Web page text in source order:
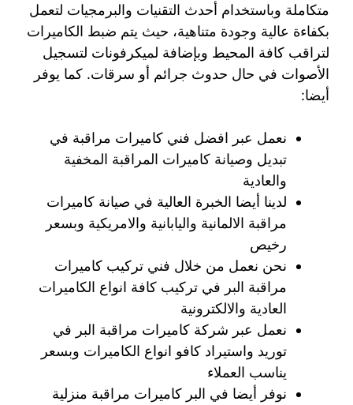
متكاملة وباستخدام أحدث التقنيات والبرمجيات لتعمل
بكفاءة عالية وجودة متناهية، حيث يتم ضبط الكاميرات
لتراقب كافة المحيط وبإضافة لميكرفونات لتسجيل
الأصوات في حال حدوث جرائم أو سرقات. كما يوفر
أيضا:
نعمل عبر افضل فني كاميرات مراقبة في
تبديل وصيانة كاميرات المراقبة المخفية
والعادية
لدينا أيضا الخبرة العالية في صيانة كاميرات
مراقبة الالمانية واليابانية والامريكية وبسعر
رخيص
نحن نعمل من خلال فني تركيب كاميرات
مراقبة البر في تركيب كافة انواع الكاميرات
العادية والالكترونية
نعمل عبر شركة كاميرات مراقبة البر في
توريد واستيراد كافو انواع الكاميرات وبسعر
يناسب العملاء
نوفر أيضا في البر كاميرات مراقبة منزلية